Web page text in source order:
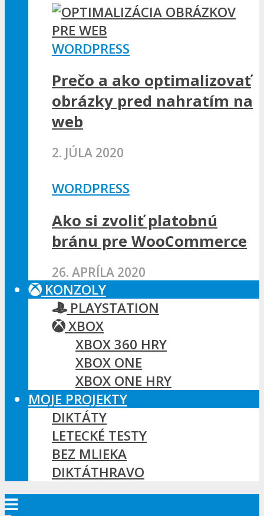
WORDPRESS
Prečo a ako optimalizovať
obrázky pred nahratím na
web
2. JÚLA 2020
WORDPRESS
Ako si zvoliť platobnú
bránu pre WooCommerce
26. APRÍLA 2020
KONZOLY
PLAYSTATION
XBOX
XBOX 360 HRY
XBOX ONE
XBOX ONE HRY
MOJE PROJEKTY
DIKTÁTY
LETECKÉ TESTY
BEZ MLIEKA
DIKTÁTHRAVO